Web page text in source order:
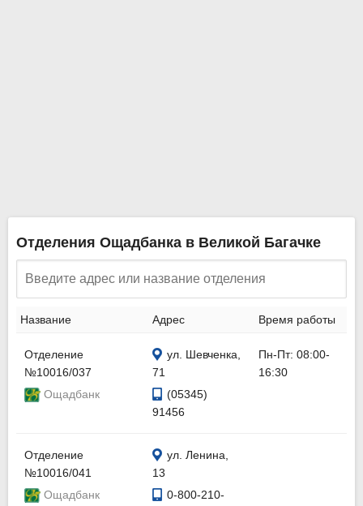
Отделения Ощадбанка в Великой Багачке
Название Адрес Время работы
Отделение
№10016/037
Ощадбанк
ул. Шевченка,
71
(05345)
91456
Пн-Пт: 08:00-
16:30
Отделение
№10016/041
Ощадбанк
ул. Ленина,
13
0-800-210-